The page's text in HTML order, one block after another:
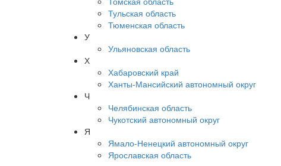
Тульская область
Тюменская область
У
Ульяновская область
Х
Хабаровский край
Ханты-Мансийский автономный округ
Ч
Челябинская область
Чукотский автономный округ
Я
Ямало-Ненецкий автономный округ
Ярославская область